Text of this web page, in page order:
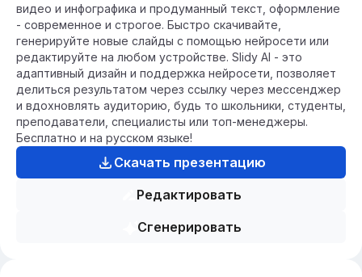
видео и инфографика и продуманный текст, оформление
- современное и строгое. Быстро скачивайте,
генерируйте новые слайды с помощью нейросети или
редактируйте на любом устройстве. Slidy AI - это
адаптивный дизайн и поддержка нейросети, позволяет
делиться результатом через ссылку через мессенджер
и вдохновлять аудиторию, будь то школьники, студенты,
преподаватели, специалисты или топ-менеджеры.
Бесплатно и на русском языке!
Скачать презентацию
Редактировать
Сгенерировать